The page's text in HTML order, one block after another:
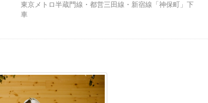
東京メトロ半蔵門線・都営三田線・新宿線「神保町」下
車